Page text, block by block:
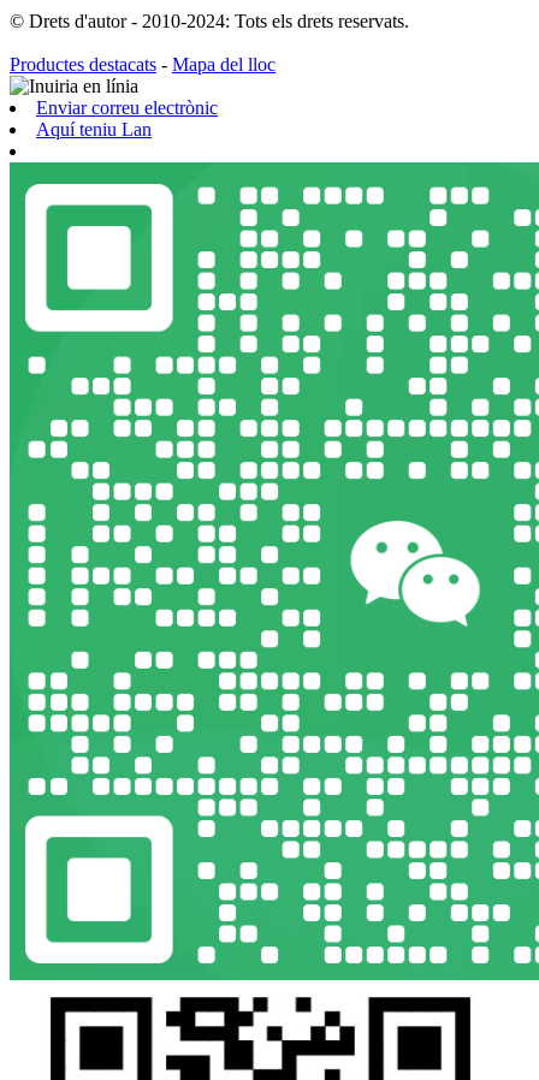
© Drets d'autor - 2010-2024: Tots els drets reservats.
Productes destacats - Mapa del lloc
Enviar correu electrònic
Aquí teniu Lan